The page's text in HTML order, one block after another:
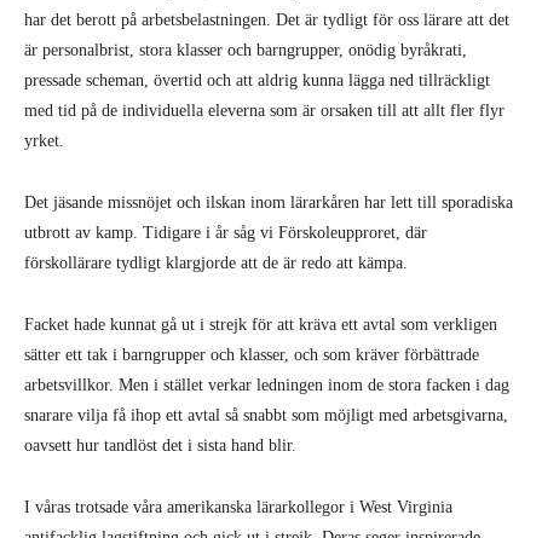
har det berott på arbetsbelastningen. Det är tydligt för oss lärare att det
är personalbrist, stora klasser och barngrupper, onödig byråkrati,
pressade scheman, övertid och att aldrig kunna lägga ned tillräckligt
med tid på de individuella eleverna som är orsaken till att allt fler flyr
yrket.
Det jäsande missnöjet och ilskan inom lärarkåren har lett till sporadiska
utbrott av kamp. Tidigare i år såg vi Förskoleupproret, där
förskollärare tydligt klargjorde att de är redo att kämpa.
Facket hade kunnat gå ut i strejk för att kräva ett avtal som verkligen
sätter ett tak i barngrupper och klasser, och som kräver förbättrade
arbetsvillkor. Men i stället verkar ledningen inom de stora facken i dag
snarare vilja få ihop ett avtal så snabbt som möjligt med arbetsgivarna,
oavsett hur tandlöst det i sista hand blir.
I våras trotsade våra amerikanska lärarkollegor i West Virginia